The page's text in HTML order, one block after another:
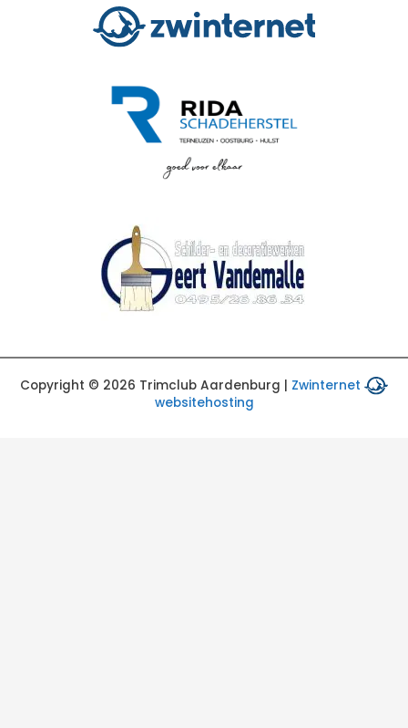
Copyright © 2026 Trimclub Aardenburg | Zwinternet
websitehosting